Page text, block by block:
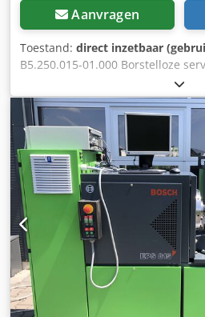
Aanvragen
Toestand: direct inzetbaar
B5.250.015-01.000 Borstelloze
volgens foto , gatafstand
aandrijfas: 32 mm , gebruikt,
Connector stekker beschadigd,
kosten voor verpakking en
ATTENTIE: kosten voor
opvragen! Dwsdpfx Agei D E Uxs